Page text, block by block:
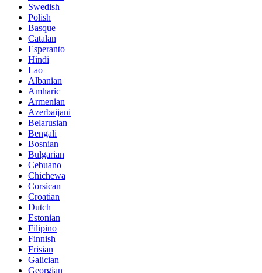
Swedish
Polish
Basque
Catalan
Esperanto
Hindi
Lao
Albanian
Amharic
Armenian
Azerbaijani
Belarusian
Bengali
Bosnian
Bulgarian
Cebuano
Chichewa
Corsican
Croatian
Dutch
Estonian
Filipino
Finnish
Frisian
Galician
Georgian